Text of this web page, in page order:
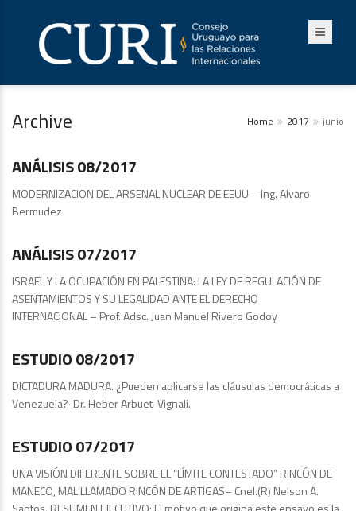
Archive Home 2017 junio
Publicaciones
ANÁLISIS 08/2017
MODERNIZACION DEL ARSENAL NUCLEAR DE EEUU – Ing. Alvaro
Bermudez
Análisis
ANÁLISIS 07/2017
ISRAEL Y LA OCUPACIÓN EN PALESTINA: LA LEY DE REGULACIÓN DE
ASENTAMIENTOS Y SU LEGALIDAD ANTE EL DERECHO
INTERNACIONAL – Prof. Adsc. Juan Manuel Rivero Godoy
Estudios
ESTUDIO 08/2017
DICTADURA MADURA. ¿Pueden aplicarse las cláusulas democráticas a
Venezuela?-Dr. Heber Arbuet-Vignali.
Estudios
ESTUDIO 07/2017
UNA VISIÓN DIFERENTE SOBRE EL “LÍMITE CONTESTADO” RINCÓN DE
MANECO, MAL LLAMADO RINCÓN DE ARTIGAS– Cnel.(R) Nelson A.